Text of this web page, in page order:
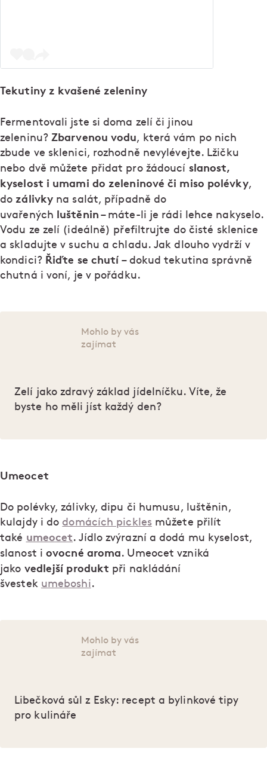
Tekutiny z kvašené zeleniny
Fermentovali jste si doma zelí či jinou
zeleninu?Zbarvenou vodu, která vám po nich
zbude ve sklenici, rozhodně nevylévejte. Lžičku
nebo dvě můžete přidat pro žádoucí slanost,
kyselost i umami do zeleninové či miso polévky,
do zálivky na salát, případně do
uvařených luštěnin – máte-li je rádi lehce nakyselo.
Vodu ze zelí (ideálně) přefiltrujte do čisté sklenice
a skladujte v suchu a chladu. Jak dlouho vydrží v
kondici? Řiďte se chutí– dokud tekutina správně
chutná i voní, je v pořádku.
Mohlo by vás
zajímat
Zelí jako zdravý základ jídelníčku. Víte, že
byste ho měli jíst každý den?
Umeocet
Do polévky, zálivky, dipu či humusu, luštěnin,
kulajdy i do domácích picklesmůžete přilít
také umeocet. Jídlo zvýrazní a dodá mu kyselost,
slanost iovocné aroma. Umeocet vzniká
jako vedlejší produkt při nakládání
švestek umeboshi.
Mohlo by vás
zajímat
Libečková sůl z Esky: recept a bylinkové tipy
pro kulináře